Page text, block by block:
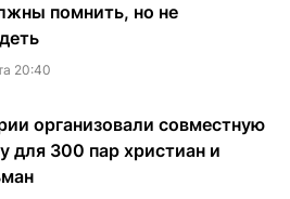
помнить, но не
20:40
организовали совместную
для 300 пар христиан и